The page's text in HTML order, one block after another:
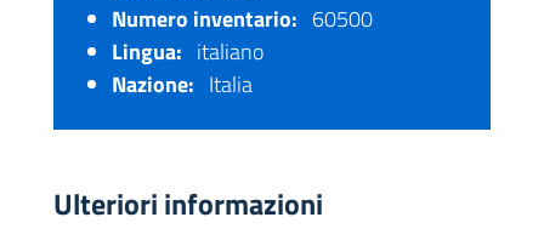
Numero inventario: 60500
Lingua: italiano
Nazione: Italia
Ulteriori informazioni